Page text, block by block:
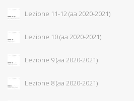
Lezione 11-12 (aa 2020-2021)
Lezione 10 (aa 2020-2021)
Lezione 9 (aa 2020-2021)
Lezione 8 (aa 2020-2021)